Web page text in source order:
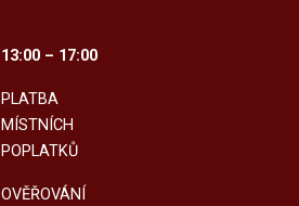
13:00 – 17:00
PLATBA
MÍSTNÍCH
POPLATKŮ
OVĚŘOVÁNÍ